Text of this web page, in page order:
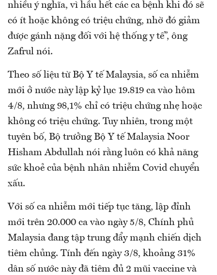
nhiều ý nghĩa, vì hầu hết các ca bệnh khi đó sẽ
có ít hoặc không có triệu chứng, nhờ đó giảm
được gánh nặng đối với hệ thống y tế”, ông
Zafrul nói.
Theo số liệu từ Bộ Y tế Malaysia, số ca nhiễm
mới ở nước này lập kỷ lục 19.819 ca vào hôm
4/8, nhưng 98,1% chỉ có triệu chứng nhẹ hoặc
không có triệu chứng. Tuy nhiên, trong một
tuyên bố, Bộ trưởng Bộ Y tế Malaysia Noor
Hisham Abdullah nói rằng luôn có khả năng
sức khoẻ của bệnh nhân nhiễm Covid chuyển
xấu.
Với số ca nhiễm mới tiếp tục tăng, lập đỉnh
mới trên 20.000 ca vào ngày 5/8, Chính phủ
Malaysia đang tập trung đẩy mạnh chiến dịch
tiêm chủng. Tính đến ngày 3/8, khoảng 31%
dân số nước này đã tiêm đủ 2 mũi vaccine và